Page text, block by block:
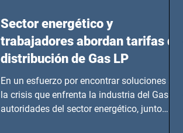
Sector energético y
trabajadores abordan tarifas de
distribución de Gas LP
En un esfuerzo por encontrar soluciones a
la crisis que enfrenta la industria del Gas LP,
autoridades del sector energético, junto